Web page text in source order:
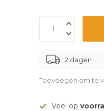
2 dagen
Toevoegen om te
Veel op